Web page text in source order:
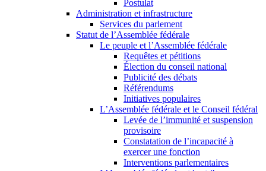
Postulat
Administration et infrastructure
Services du parlement
Statut de l’Assemblée fédérale
Le peuple et l’Assemblée fédérale
Requêtes et pétitions
Élection du conseil national
Publicité des débats
Référendums
Initiatives populaires
L’Assemblée fédérale et le Conseil fédéral
Levée de l’immunité et suspension
provisoire
Constatation de l’incapacité à
exercer une fonction
Interventions parlementaires